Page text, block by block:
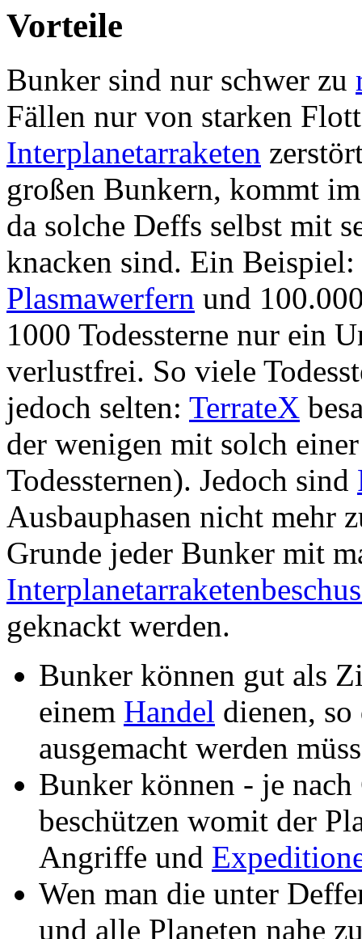
Vorteile
Bunker sind nur schwer zu
Fällen nur von starken
Interplanetarraketen
großen Bunkern, kommt
da solche Deffs selbst mit
knacken sind. Ein
Plasmawerfern und
1000 Todessterne nur ein
verlustfrei. So viele
jedoch selten: TerrateX
der wenigen mit solch
Todessternen). Jedoch sind
Ausbauphasen nicht mehr
Grunde jeder Bunker mit
geknackt werden.
Bunker können gut als
einem Handel dienen,
ausgemacht werden
Bunker können - je
beschützen womit der
Angriffe und
Wen man die unter
und alle Planeten nahe